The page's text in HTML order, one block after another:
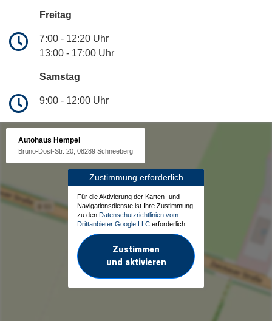
Freitag
7:00 - 12:20 Uhr
13:00 - 17:00 Uhr
Samstag
9:00 - 12:00 Uhr
Autohaus Hempel
Bruno-Dost-Str. 20, 08289 Schneeberg
Zustimmung erforderlich
Für die Aktivierung der Karten- und
Navigationsdienste ist Ihre Zustimmung
zu den Datenschutzrichtlinien vom
Drittanbieter Google LLC erforderlich.
Zustimmen
und aktivieren